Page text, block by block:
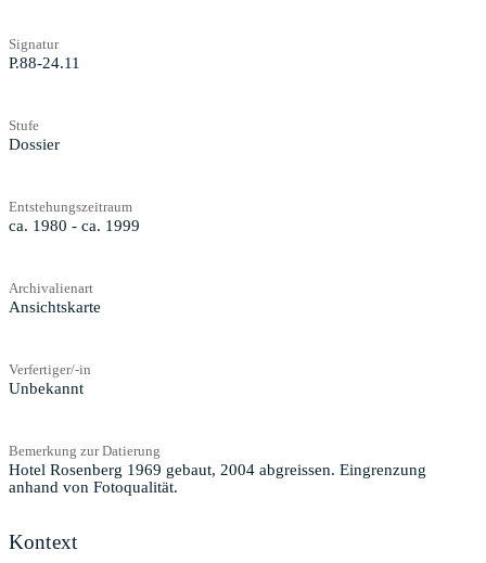
Signatur
P.88-24.11
Stufe
Dossier
Entstehungszeitraum
ca. 1980 - ca. 1999
Archivalienart
Ansichtskarte
Verfertiger/-in
Unbekannt
Bemerkung zur Datierung
Hotel Rosenberg 1969 gebaut, 2004 abgreissen. Eingrenzung
anhand von Fotoqualität.
Kontext